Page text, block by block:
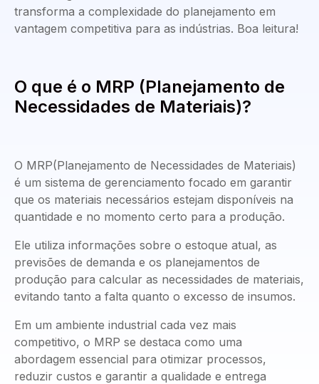
transforma a complexidade do planejamento em
vantagem competitiva para as indústrias. Boa leitura!
O que é o MRP (Planejamento de
Necessidades de Materiais)?
O MRP(Planejamento de Necessidades de Materiais)
é um sistema de gerenciamento focado em garantir
que os materiais necessários estejam disponíveis na
quantidade e no momento certo para a produção.
Ele utiliza informações sobre o estoque atual, as
previsões de demanda e os planejamentos de
produção para calcular as necessidades de materiais,
evitando tanto a falta quanto o excesso de insumos.
Em um ambiente industrial cada vez mais
competitivo, o MRP se destaca como uma
abordagem essencial para otimizar processos,
reduzir custos e garantir a qualidade e entrega